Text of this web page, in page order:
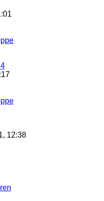
12:38